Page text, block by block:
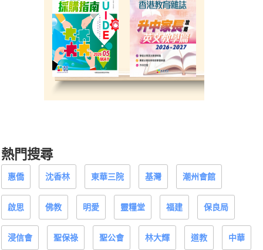
熱門搜尋
惠僑 沈香林 東華三院 基灣 潮州會館
啟思 佛教 明愛 靈糧堂 福建 保良局
浸信會 聖保祿 聖公會 林大輝 道教 中華